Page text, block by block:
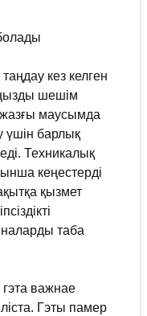
кез келген
шешім
маусымда
үшін барлық
Техникалық
кеңестерді
қызмет
таба
важнае
Гэты памер